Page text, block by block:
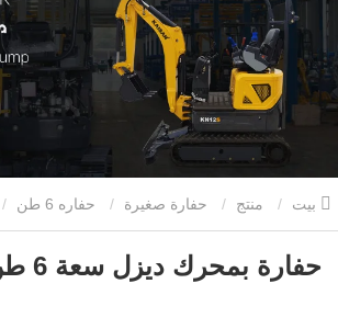
منتج حفارة صغيرة حفاره 6 طن
سعة 6 طن
حفارة بمحرك ديزل سعة 6 طن